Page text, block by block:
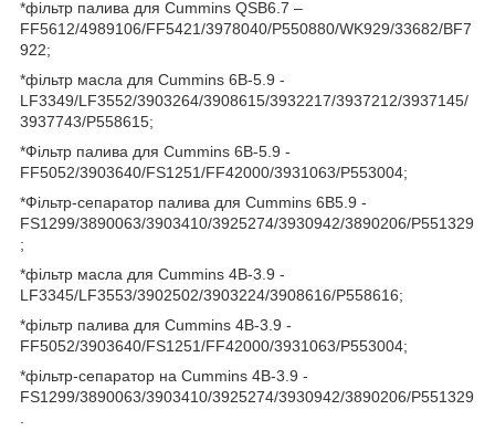
*фільтр палива для Cummins QSB6.7 –
FF5612/4989106/FF5421/3978040/P550880/WK929/33682/BF7
922;
*фільтр масла для Cummins 6B-5.9 -
LF3349/LF3552/3903264/3908615/3932217/3937212/3937145/
3937743/P558615;
*Фільтр палива для Cummins 6B-5.9 -
FF5052/3903640/FS1251/FF42000/3931063/P553004;
*Фільтр-сепаратор палива для Cummins 6B5.9 -
FS1299/3890063/3903410/3925274/3930942/3890206/P551329
;
*фільтр масла для Cummins 4B-3.9 -
LF3345/LF3553/3902502/3903224/3908616/P558616;
*фільтр палива для Cummins 4B-3.9 -
FF5052/3903640/FS1251/FF42000/3931063/P553004;
*фільтр-сепаратор на Cummins 4B-3.9 -
FS1299/3890063/3903410/3925274/3930942/3890206/P551329
.